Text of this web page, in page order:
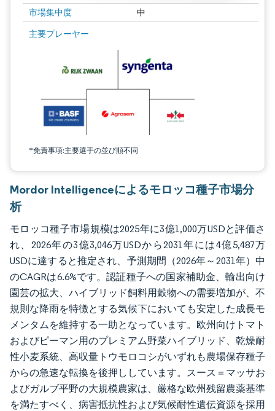
市場集中度 中
主要プレーヤー
*免責事項:主要選手の並び順不同
画像 © Mordor Intelligence。再利用にはCC BY 4.0の表示が必要です。
Mordor Intelligenceによるモロッコ種子市場分
析
モロッコ種子市場規模は2025年に3億1,000万USDと評価さ
れ、2026年の3億3,046万USDから2031年には4億5,487万
USDに達すると推定され、予測期間（2026年～2031年）中
のCAGRは6.6%です。認証種子への国家補助金、輸出向け
園芸の拡大、ハイブリッド飼料用穀物への需要増加が、不
規則な降雨を特徴とする気候下においても安定した成長モ
メンタムを維持する一助となっています。欧州向けトマト
およびピーマン用のプレミアム野菜ハイブリッド、乾燥耐
性小麦系統、高収量トウモロコシがいずれも農場保存種子
からの急速な転換を後押ししています。スース＝マッサお
よびガルブ平野の大規模農家は、厳格な欧州残留農薬基準
を満たすべく、病害抵抗性および気候耐性遺伝資源を採用